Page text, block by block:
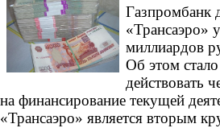
Газпромбанк
«Трансаэро»
миллиардов
Об этом
действовать
на финансирование текущей
«Трансаэро» является вторым